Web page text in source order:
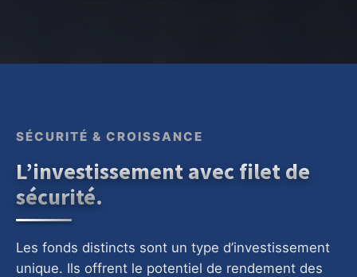
SÉCURITÉ & CROISSANCE
L’investissement avec filet de
sécurité.
Les fonds distincts sont un type d’investissement
unique. Ils offrent le potentiel de rendement des